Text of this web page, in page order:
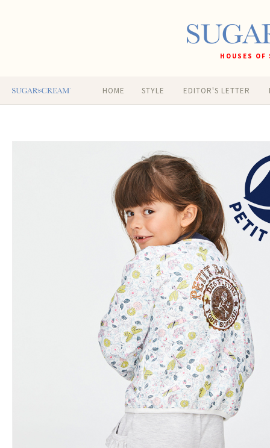
HOUSES
HOME STYLE EDITOR'S LETTER